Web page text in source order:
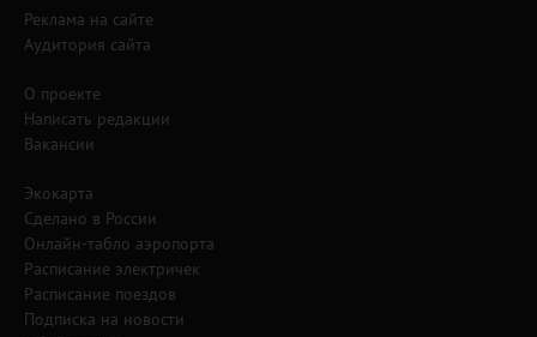
Реклама на сайте
Аудитория сайта
О проекте
Написать редакции
Вакансии
Экокарта
Сделано в России
Онлайн-табло аэропорта
Расписание электричек
Расписание поездов
Подписка на новости